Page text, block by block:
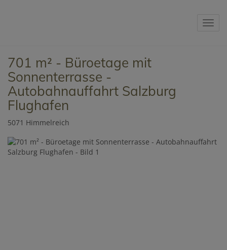
701 m² - Büroetage mit
Sonnenterrasse -
Autobahnauffahrt Salzburg
Flughafen
5071 Himmelreich